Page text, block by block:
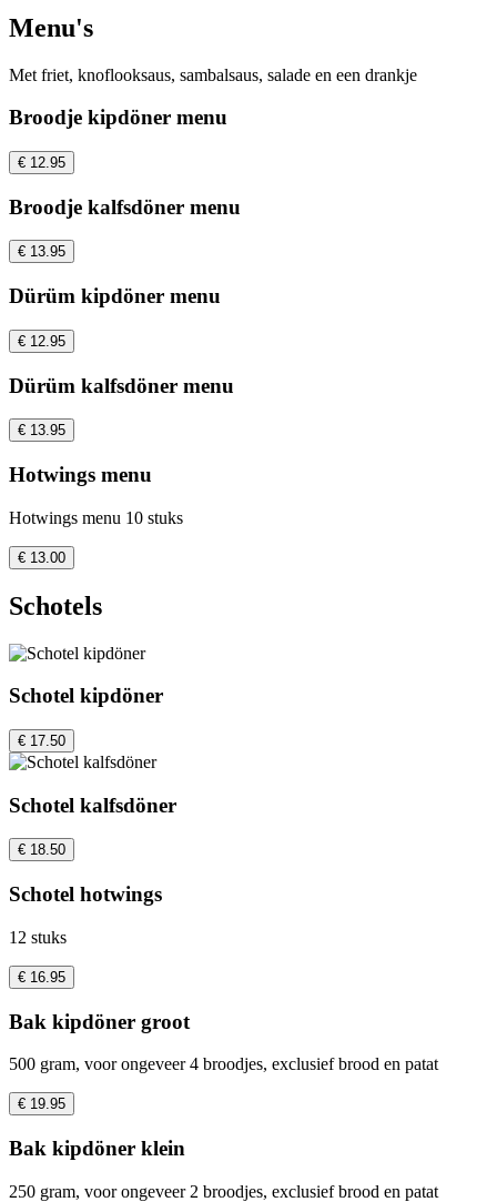
Menu's
Met friet, knoflooksaus, sambalsaus, salade en een drankje
Broodje kipdöner menu
€ 12.95
Broodje kalfsdöner menu
€ 13.95
Dürüm kipdöner menu
€ 12.95
Dürüm kalfsdöner menu
€ 13.95
Hotwings menu
Hotwings menu 10 stuks
€ 13.00
Schotels
Schotel kipdöner
€ 17.50
Schotel kalfsdöner
€ 18.50
Schotel hotwings
12 stuks
€ 16.95
Bak kipdöner groot
500 gram, voor ongeveer 4 broodjes, exclusief brood en patat
€ 19.95
Bak kipdöner klein
250 gram, voor ongeveer 2 broodjes, exclusief brood en patat